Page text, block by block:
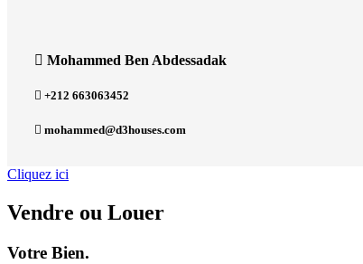
Mohammed Ben Abdessadak
+212 663063452
mohammed@d3houses.com
Cliquez ici
Vendre ou Louer
Votre Bien.